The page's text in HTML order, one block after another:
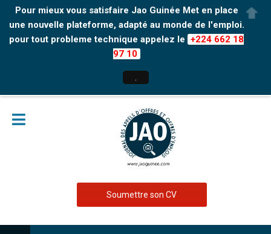
Pour mieux vous satisfaire Jao Guinée Met en place
une nouvelle plateforme, adapté au monde de l'emploi.
pour tout probleme technique appelez le +224 662 18
97 10
Soumettre son CV